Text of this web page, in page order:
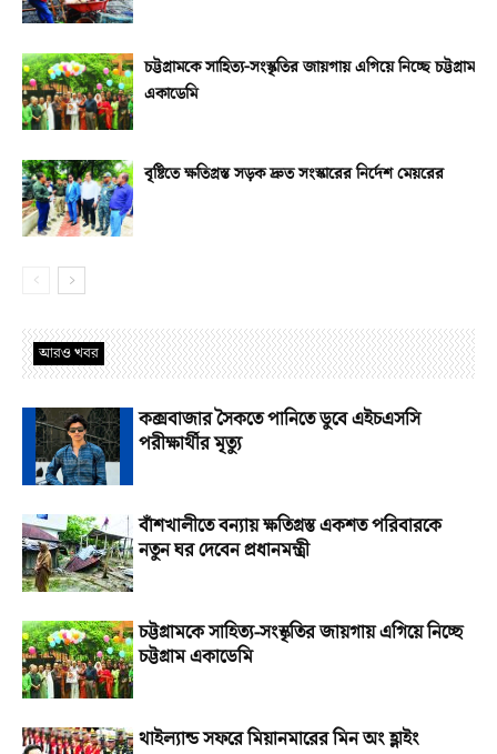
চট্টগ্রামকে সাহিত্য-সংস্কৃতির জায়গায় এগিয়ে নিচ্ছে চট্টগ্রাম
একাডেমি
বৃষ্টিতে ক্ষতিগ্রস্ত সড়ক দ্রুত সংস্কারের নির্দেশ মেয়রের
আরও খবর
কক্সবাজার সৈকতে পানিতে ডুবে এইচএসসি
পরীক্ষার্থীর মৃত্যু
বাঁশখালীতে বন্যায় ক্ষতিগ্রস্ত একশত পরিবারকে
নতুন ঘর দেবেন প্রধানমন্ত্রী
চট্টগ্রামকে সাহিত্য-সংস্কৃতির জায়গায় এগিয়ে নিচ্ছে
চট্টগ্রাম একাডেমি
থাইল্যান্ড সফরে মিয়ানমারের মিন অং হ্লাইং